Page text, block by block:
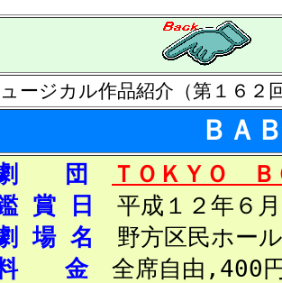
ージカル作品紹介（第１６２
ＢＡ
団
ＴＯＫＹＯ Ｂ
賞 日
平成１２年６
場 名
野方区民ホー
金全席自由,400